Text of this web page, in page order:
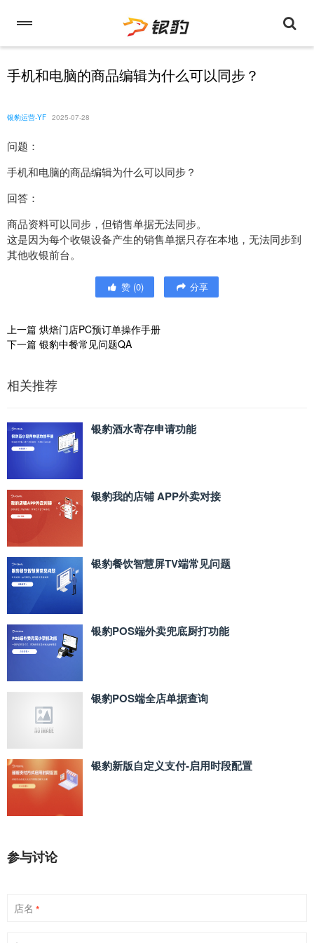
手机和电脑的商品编辑为什么可以同步？
银豹运营-YF 2025-07-28
问题：
手机和电脑的商品编辑为什么可以同步？
回答：
商品资料可以同步，但销售单据无法同步。
这是因为每个收银设备产生的销售单据只存在本地，无法同步到
其他收银前台。
赞 (0) 分享
上一篇 烘焙门店PC预订单操作手册
下一篇 银豹中餐常见问题QA
相关推荐
银豹酒水寄存申请功能
银豹我的店铺 APP外卖对接
银豹餐饮智慧屏TV端常见问题
银豹POS端外卖兜底厨打功能
银豹POS端全店单据查询
银豹新版自定义支付‑启用时段配置
参与讨论
店名 *